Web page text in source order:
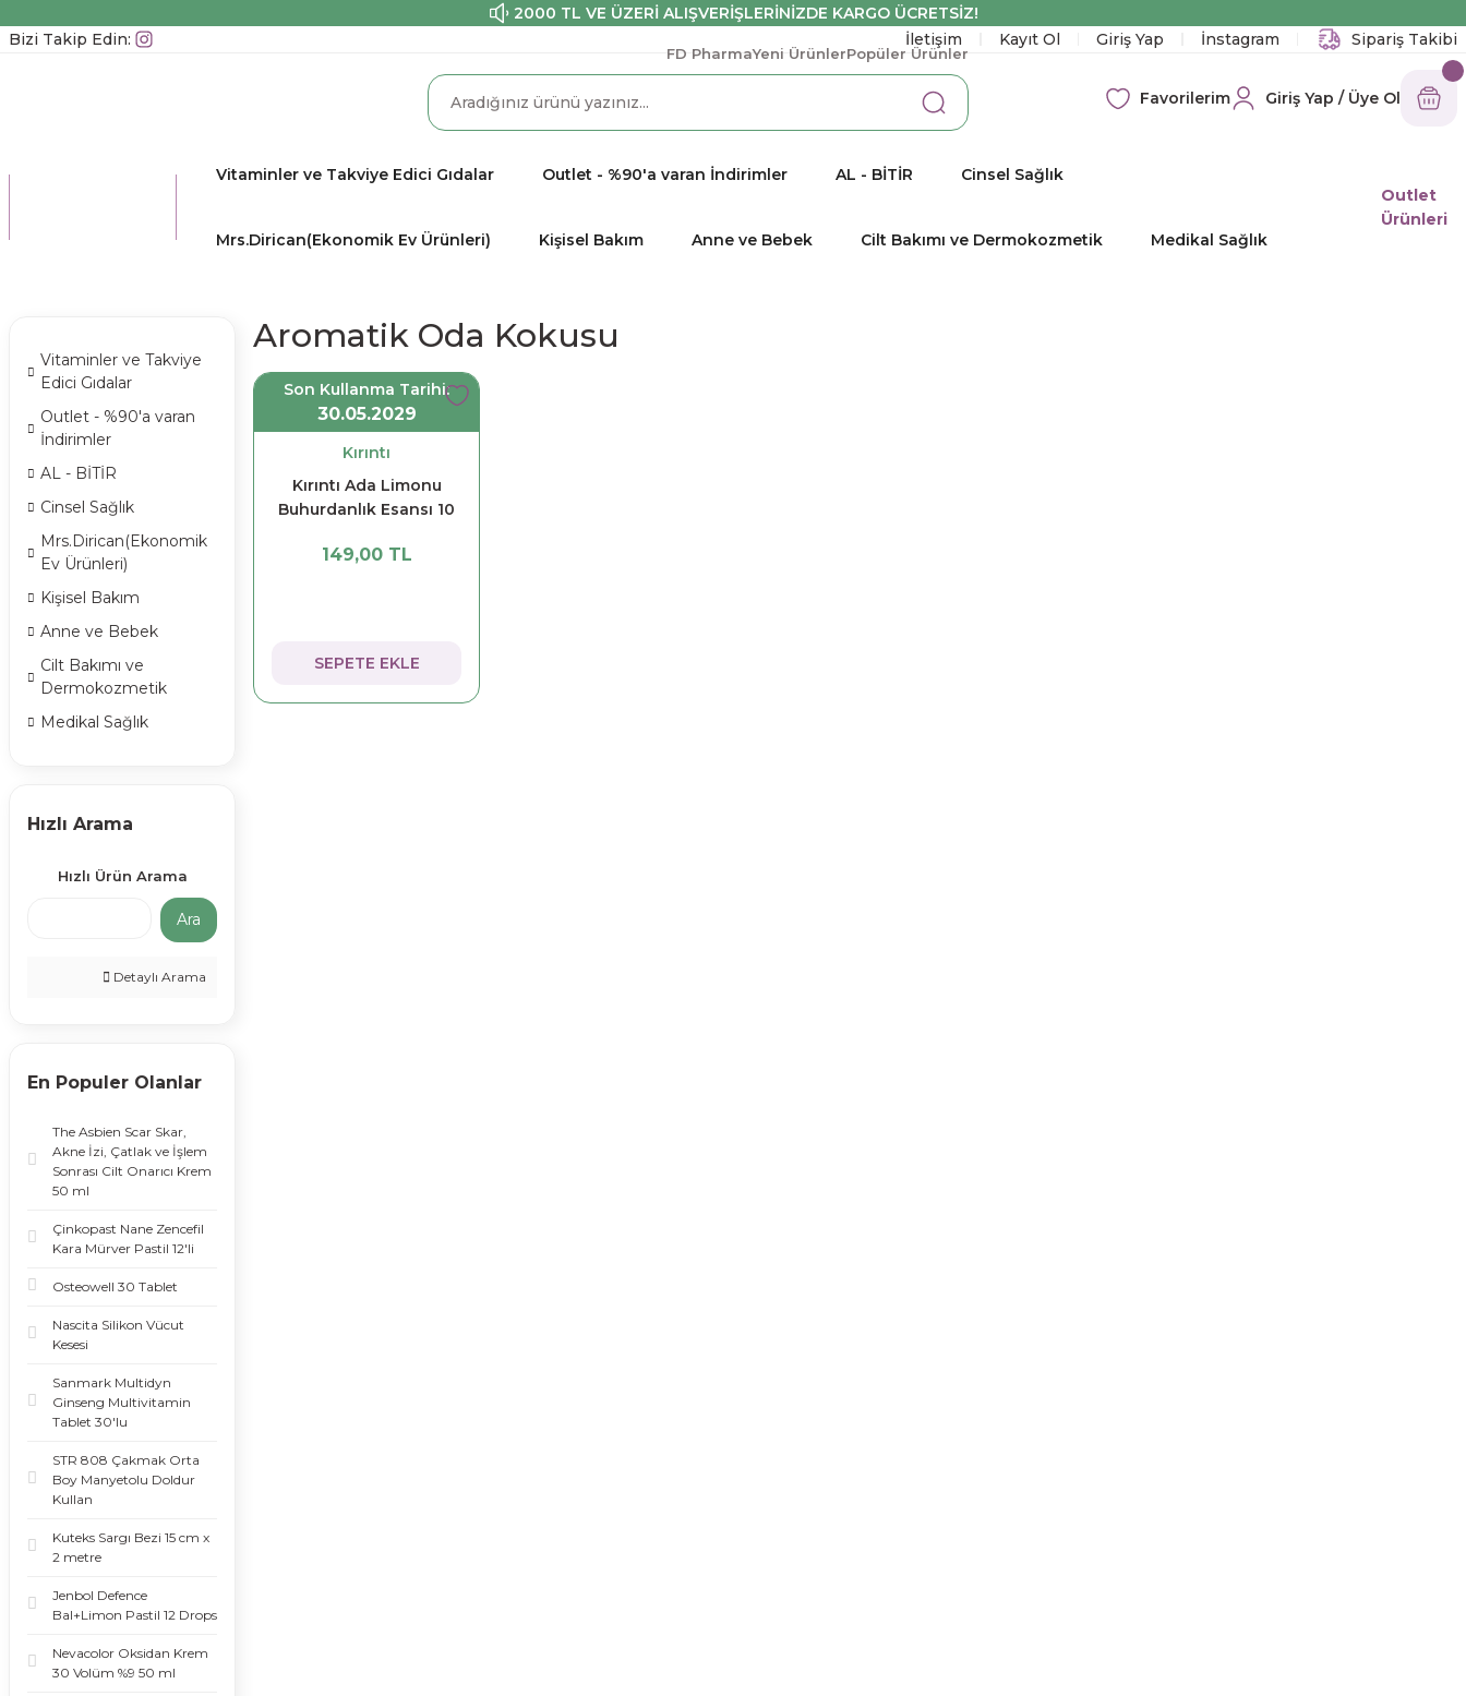
2000 TL VE ÜZERİ ALIŞVERİŞLERİNİZDE KARGO ÜCRETSİZ!
Bizi Takip Edin:
İletişim Kayıt Ol Giriş Yap İnstagram Sipariş Takibi
FD PharmaYeni ÜrünlerPopüler Ürünler
Favorilerim Giriş Yap / Üye Ol
Vitaminler ve Takviye Edici Gıdalar Outlet - %90'a varan İndirimler AL - BİTİR Cinsel Sağlık
Mrs.Dirican(Ekonomik Ev Ürünleri) Kişisel Bakım Anne ve Bebek Cilt Bakımı ve Dermokozmetik Medikal Sağlık
Outlet
Ürünleri
Vitaminler ve Takviye
Edici Gıdalar
Outlet - %90'a varan
İndirimler
AL - BİTİR
Cinsel Sağlık
Mrs.Dirican(Ekonomik
Ev Ürünleri)
Kişisel Bakım
Anne ve Bebek
Cilt Bakımı ve
Dermokozmetik
Medikal Sağlık
Hızlı Arama
Hızlı Ürün Arama
Ara
Detaylı Arama
En Populer Olanlar
The Asbien Scar Skar,
Akne İzi, Çatlak ve İşlem
Sonrası Cilt Onarıcı Krem
50 ml
Çinkopast Nane Zencefil
Kara Mürver Pastil 12'li
Osteowell 30 Tablet
Nascita Silikon Vücut
Kesesi
Sanmark Multidyn
Ginseng Multivitamin
Tablet 30'lu
STR 808 Çakmak Orta
Boy Manyetolu Doldur
Kullan
Kuteks Sargı Bezi 15 cm x
2 metre
Jenbol Defence
Bal+Limon Pastil 12 Drops
Nevacolor Oksidan Krem
30 Volüm %9 50 ml
Aromatik Oda Kokusu
Son Kullanma Tarihi:
30.05.2029
Kırıntı
Kırıntı Ada Limonu
Buhurdanlık Esansı 10
149,00 TL
SEPETE EKLE